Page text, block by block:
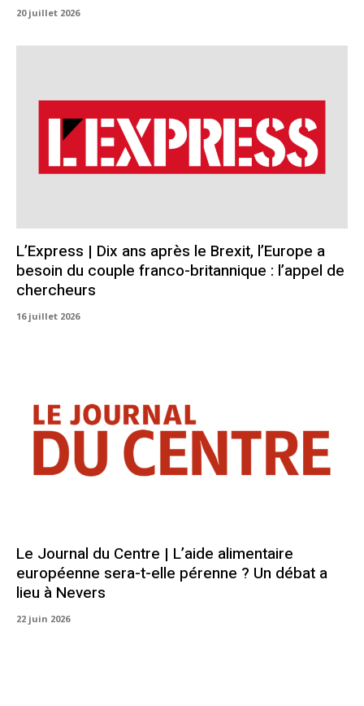
20 juillet 2026
L’Express | Dix ans après le Brexit, l’Europe a
besoin du couple franco-britannique : l’appel de
chercheurs
16 juillet 2026
Le Journal du Centre | L’aide alimentaire
européenne sera-t-elle pérenne ? Un débat a
lieu à Nevers
22 juin 2026